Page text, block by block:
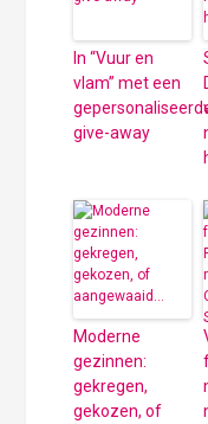
In “Vuur en
vlam” met een
give-away
Moderne
gezinnen:
gekregen,
gekozen, of